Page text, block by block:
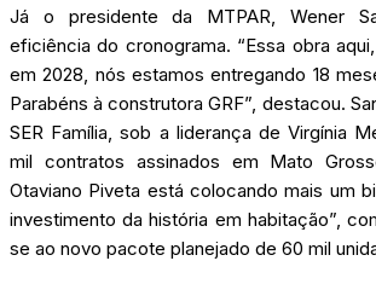
Já o presidente da MTPAR, Wener
eficiência do cronograma. “Essa obra
em 2028, nós estamos entregando 18
Parabéns à construtora GRF”, destacou.
SER Família, sob a liderança de Virgínia
mil contratos assinados em Mato
Otaviano Piveta está colocando mais um
investimento da história em habitação”,
se ao novo pacote planejado de 60 mil